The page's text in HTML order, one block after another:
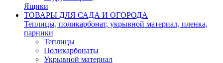
Ящики
ТОВАРЫ ДЛЯ САДА И ОГОРОДА
Теплицы, поликарбонат, укрывной материал, пленка,
парники
Теплицы
Поликарбонаты
Укрывной материал